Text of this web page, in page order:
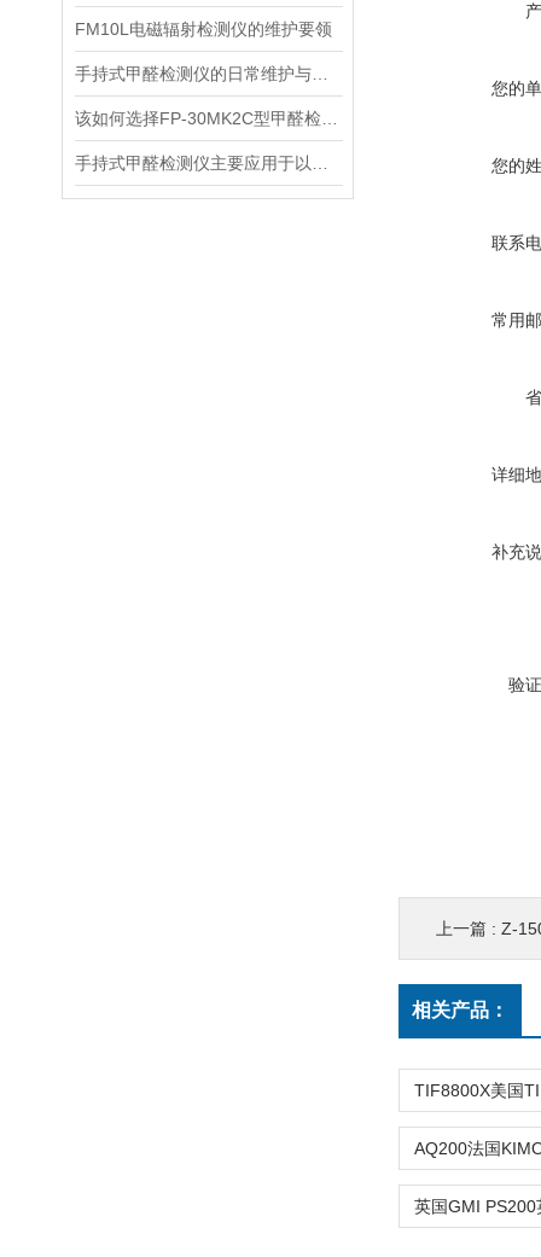
FM10L电磁辐射检测仪的维护要领
您的
您的
联系
常用
详细
补充
验
上一篇 : Z-
相关产品：